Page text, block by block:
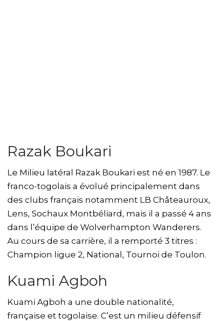
Razak Boukari
Le Milieu latéral Razak Boukari est né en 1987. Le
franco-togolais a évolué principalement dans
des clubs français notamment LB Châteauroux,
Lens, Sochaux Montbéliard, mais il a passé 4 ans
dans l’équipe de Wolverhampton Wanderers.
Au cours de sa carrière, il a remporté 3 titres :
Champion ligue 2, National, Tournoi de Toulon.
Kuami Agboh
Kuami Agboh a une double nationalité,
française et togolaise. C’est un milieu défensif